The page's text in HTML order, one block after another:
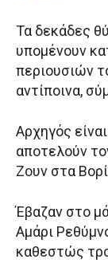
Τα δεκάδες
υπομένουν
περιουσιών
αντίποινα,
Αρχηγός
αποτελούν
Ζουν στα
Έβαζαν στο
Αμάρι
καθεστώς